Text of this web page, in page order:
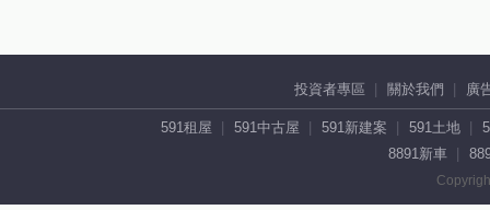
投資者專區 關於我們 廣
591租屋 591中古屋 591新建案 591土地
8891新車